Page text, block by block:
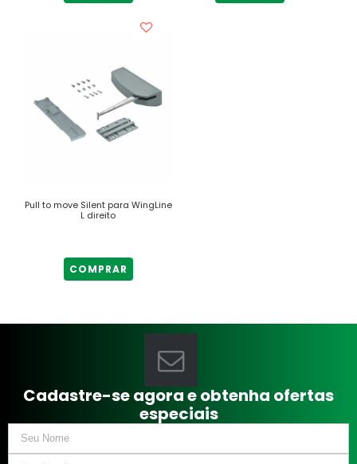
Pull to move Silent para WingLine
L direito
COMPRAR
Cadastre-se agora e obtenha ofertas
especiais